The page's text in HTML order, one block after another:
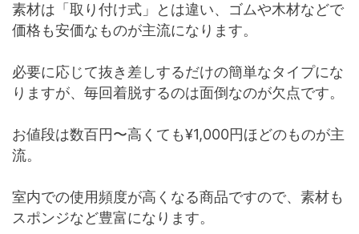
素材は「取り付け式」とは違い、ゴムや木材などで
価格も安価なものが主流になります。
必要に応じて抜き差しするだけの簡単なタイプにな
りますが、毎回着脱するのは面倒なのが欠点です。
お値段は数百円〜高くても¥1,000円ほどのものが主
流。
室内での使用頻度が高くなる商品ですので、素材も
スポンジなど豊富になります。